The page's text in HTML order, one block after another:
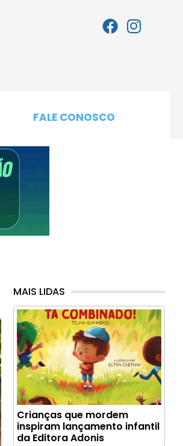
FALE CONOSCO
MAIS LIDAS
Crianças que mordem
inspiram lançamento infantil
da Editora Adonis